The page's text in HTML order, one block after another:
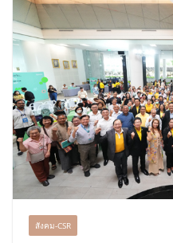
เขาให้พร้อมเ
8.8 “ซูเลียน
ประเทศ จัดป
“ดร.ปิยะวัฒน์
พร้อมฟรีคอนเ
สังคม-CSR